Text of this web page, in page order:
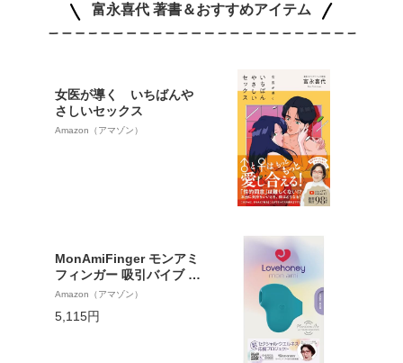
富永喜代 著書＆おすすめアイテム
女医が導く いちばんや
さしいセックス
Amazon（アマゾン）
MonAmiFinger モンアミ
フィンガー 吸引バイブ 吸
うバイブ 大人の吸うやつ
omanizer ウーマナイザー
Amazon（アマゾン）
5,115円